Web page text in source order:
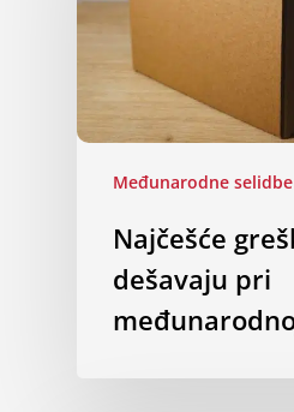
Međunarodne selidbe
Najčešće
dešavaju pri